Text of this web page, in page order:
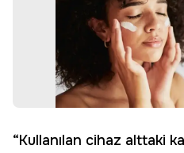
“Kullanılan cihaz alttaki